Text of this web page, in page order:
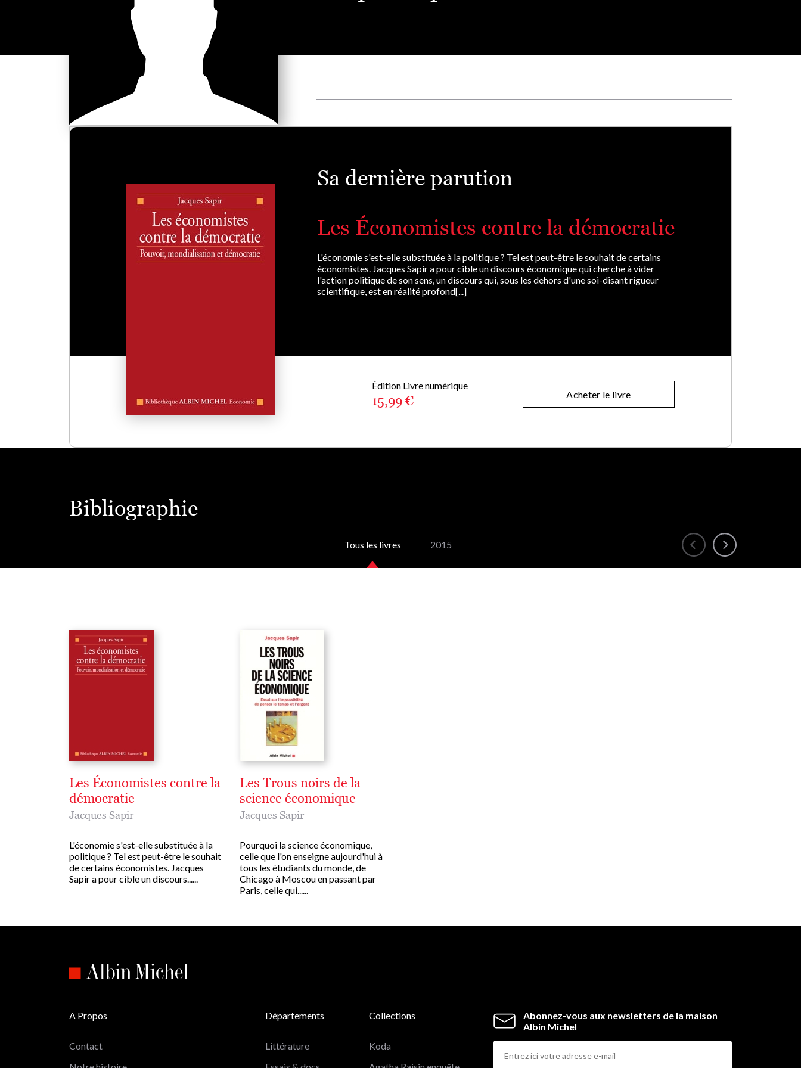
Sa dernière parution
Les Économistes contre la démocratie
L'économie s'est-elle substituée à la politique ? Tel est peut-être le souhait de certains
économistes. Jacques Sapir a pour cible un discours économique qui cherche à vider
l'action politique de son sens, un discours qui, sous les dehors d'une soi-disant rigueur
scientifique, est en réalité profond[...]
Édition Livre numérique
15,99 € Acheter le livre
Bibliographie
Tous les livres 2015
Les Économistes contre la
démocratie
Jacques Sapir
L'économie s'est-elle substituée à la
politique ? Tel est peut-être le souhait
de certains économistes. Jacques
Sapir a pour cible un discours......
Les Trous noirs de la
science économique
Jacques Sapir
Pourquoi la science économique,
celle que l'on enseigne aujourd'hui à
tous les étudiants du monde, de
Chicago à Moscou en passant par
Paris, celle qui......
Abonnez-vous aux newsletters de la maison
Albin Michel
A Propos
Contact
Départements
Littérature
Collections
Koda